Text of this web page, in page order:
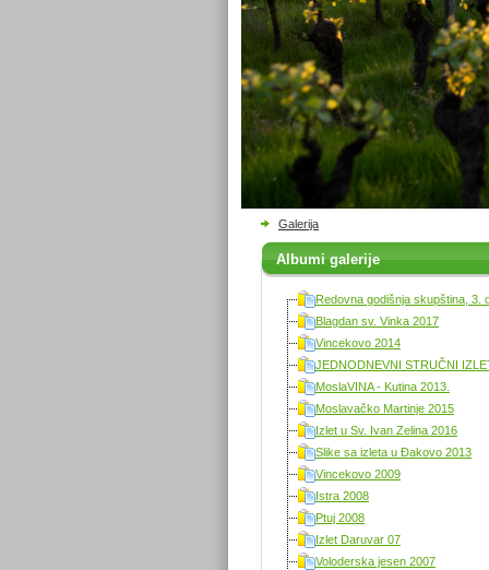
Galerija
Albumi galerije
Redovna godišnja skupština, 3.
Blagdan sv. Vinka 2017
Vincekovo 2014
JEDNODNEVNI STRUČNI
MoslaVINA - Kutina 2013.
Moslavačko Martinje 2015
Izlet u Sv. Ivan Zelina 2016
Slike sa izleta u Đakovo 2013
Vincekovo 2009
Istra 2008
Ptuj 2008
Izlet Daruvar 07
Voloderska jesen 2007